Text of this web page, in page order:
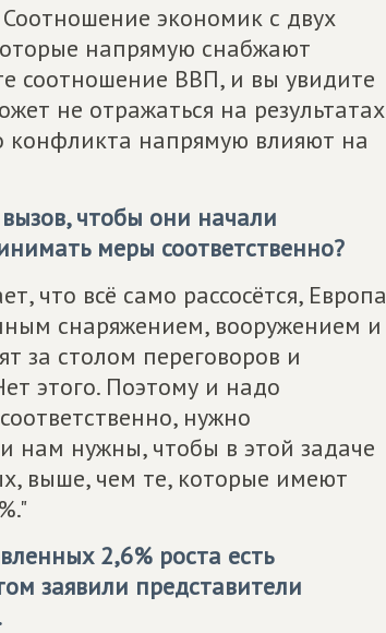
экономик с двух
напрямую снабжают
соотношение ВВП, и вы увидите
не отражаться на результатах
конфликта напрямую влияют на
чтобы они начали
меры соответственно?
что всё само рассосётся, Европа
снаряжением, вооружением и
за столом переговоров и
этого. Поэтому и надо
нужно
нам нужны, чтобы в этой задаче
выше, чем те, которые имеют
2,6% роста есть
заявили представители